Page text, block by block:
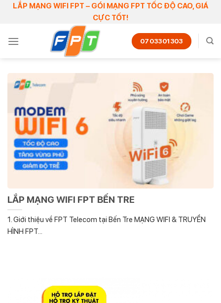
SkipLẮP MẠNG WIFI FPT – GÓI MẠNG FPT TỐC ĐỘ CAO, GIÁ
CỰC TỐT!
0703301303
LẮP MẠNG WIFI FPT BẾN TRE
1. Giới thiệu về FPT Telecom tại Bến Tre MẠNG WIFI & TRUYỀN
HÌNH FPT...